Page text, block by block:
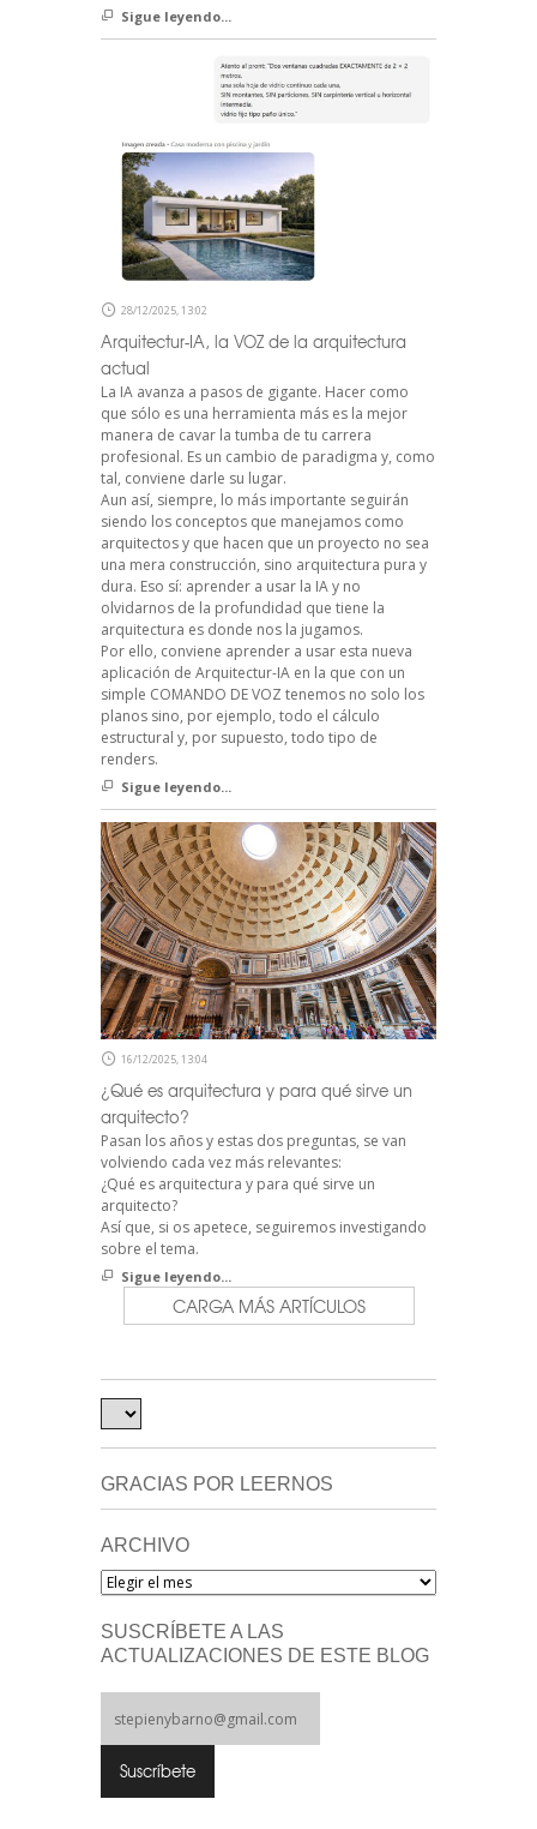
Sigue leyendo...
28/12/2025, 13:02
Arquitectur-IA, la VOZ de la arquitectura
actual
La IA avanza a pasos de gigante. Hacer como
que sólo es una herramienta más es la mejor
manera de cavar la tumba de tu carrera
profesional. Es un cambio de paradigma y, como
tal, conviene darle su lugar.
Aun así, siempre, lo más importante seguirán
siendo los conceptos que manejamos como
arquitectos y que hacen que un proyecto no sea
una mera construcción, sino arquitectura pura y
dura. Eso sí: aprender a usar la IA y no
olvidarnos de la profundidad que tiene la
arquitectura es donde nos la jugamos.
Por ello, conviene aprender a usar esta nueva
aplicación de Arquitectur-IA en la que con un
simple COMANDO DE VOZ tenemos no solo los
planos sino, por ejemplo, todo el cálculo
estructural y, por supuesto, todo tipo de
renders.
Sigue leyendo...
16/12/2025, 13:04
¿Qué es arquitectura y para qué sirve un
arquitecto?
Pasan los años y estas dos preguntas, se van
volviendo cada vez más relevantes:
¿Qué es arquitectura y para qué sirve un
arquitecto?
Así que, si os apetece, seguiremos investigando
sobre el tema.
Sigue leyendo...
CARGA MÁS ARTÍCULOS
GRACIAS POR LEERNOS
ARCHIVO
Archivo
SUSCRÍBETE A LAS
ACTUALIZACIONES DE ESTE BLOG